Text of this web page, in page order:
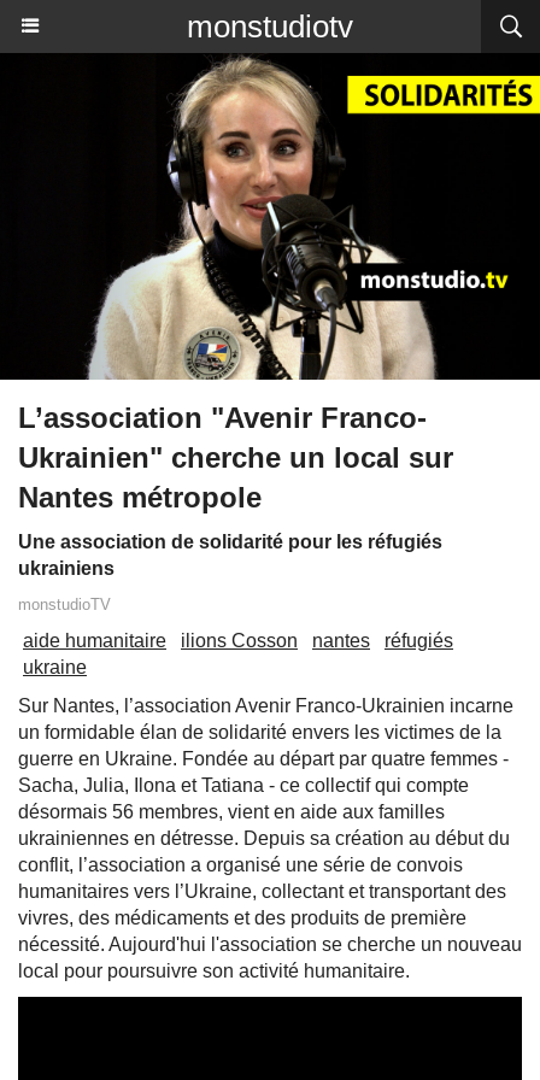
monstudiotv
L’association "Avenir Franco-
Ukrainien" cherche un local sur
Nantes métropole
Une association de solidarité pour les réfugiés
ukrainiens
monstudioTV
aide humanitaire ilions Cosson nantes
réfugiés
ukraine
Sur Nantes, l’association Avenir Franco-Ukrainien incarne
un formidable élan de solidarité envers les victimes de la
guerre en Ukraine. Fondée au départ par quatre femmes -
Sacha, Julia, Ilona et Tatiana - ce collectif qui compte
désormais 56 membres, vient en aide aux familles
ukrainiennes en détresse. ​Depuis sa création au début du
conflit, l’association a organisé une série de convois
humanitaires vers l’Ukraine, collectant et transportant des
vivres, des médicaments et des produits de première
nécessité. Aujourd'hui l'association se cherche un nouveau
local pour poursuivre son activité humanitaire.